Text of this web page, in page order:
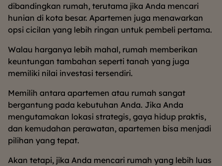
dibandingkan rumah, terutama jika Anda mencari
hunian di kota besar. Apartemen juga menawarkan
opsi cicilan yang lebih ringan untuk pembeli pertama.
Walau harganya lebih mahal, rumah memberikan
keuntungan tambahan seperti tanah yang juga
memiliki nilai investasi tersendiri.
Memilih antara apartemen atau rumah sangat
bergantung pada kebutuhan Anda. Jika Anda
mengutamakan lokasi strategis, gaya hidup praktis,
dan kemudahan perawatan, apartemen bisa menjadi
pilihan yang tepat.
Akan tetapi, jika Anda mencari rumah yang lebih luas